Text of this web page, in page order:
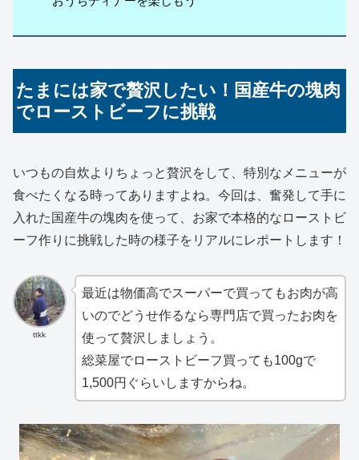
たまには家で贅沢したい！国産牛の塊肉
でローストビーフに挑戦
いつもの自炊よりちょっと贅沢をして、特別なメニューが
食べたくなる時ってありますよね。今回は、奮発して手に
入れた国産牛の塊肉を使って、お家で本格的なローストビ
ーフ作りに挑戦した時の様子をリアルにレポートします！
ttkk
最近は物価高でスーパーで買ってもお肉が高
いのでどうせ作るなら専門店で買ったお肉を
使って贅沢しましょう。
総菜屋でローストビーフ買っても100gで
1,500円ぐらいしますからね。